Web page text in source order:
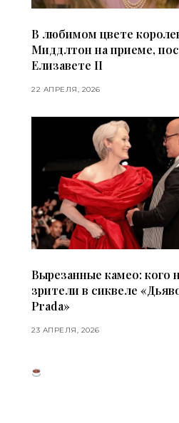
В любимом цвете
Миддлтон на приеме,
Елизавете II
22 АПРЕЛЯ, 2026
Вырезанные камео: кого
зрители в сиквеле
Prada»
23 АПРЕЛЯ, 2026